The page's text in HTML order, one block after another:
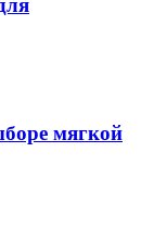
мягкой